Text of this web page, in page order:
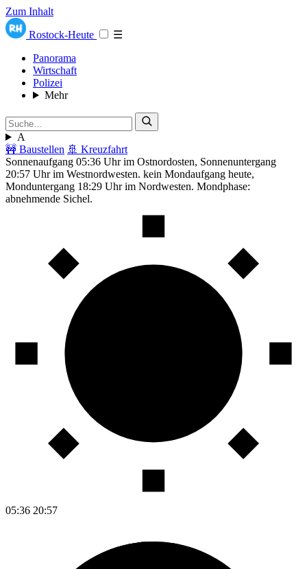
Zum Inhalt
Rostock-Heute
☰
Panorama
Wirtschaft
Polizei
Mehr
A
🚧 Baustellen 🚢 Kreuzfahrt
Sonnenaufgang 05:36 Uhr im Ostnordosten, Sonnenuntergang
20:57 Uhr im Westnordwesten. kein Mondaufgang heute,
Monduntergang 18:29 Uhr im Nordwesten. Mondphase:
abnehmende Sichel.
05:36 20:57